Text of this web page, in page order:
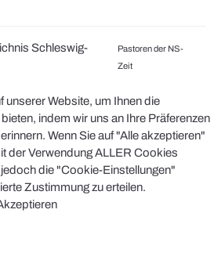
Schleswig-
Pastoren der NS-
Zeit
Website, um Ihnen die
indem wir uns an Ihre Präferenzen
Wenn Sie auf "Alle akzeptieren"
der Verwendung ALLER Cookies
die "Cookie-Einstellungen"
Zustimmung zu erteilen.